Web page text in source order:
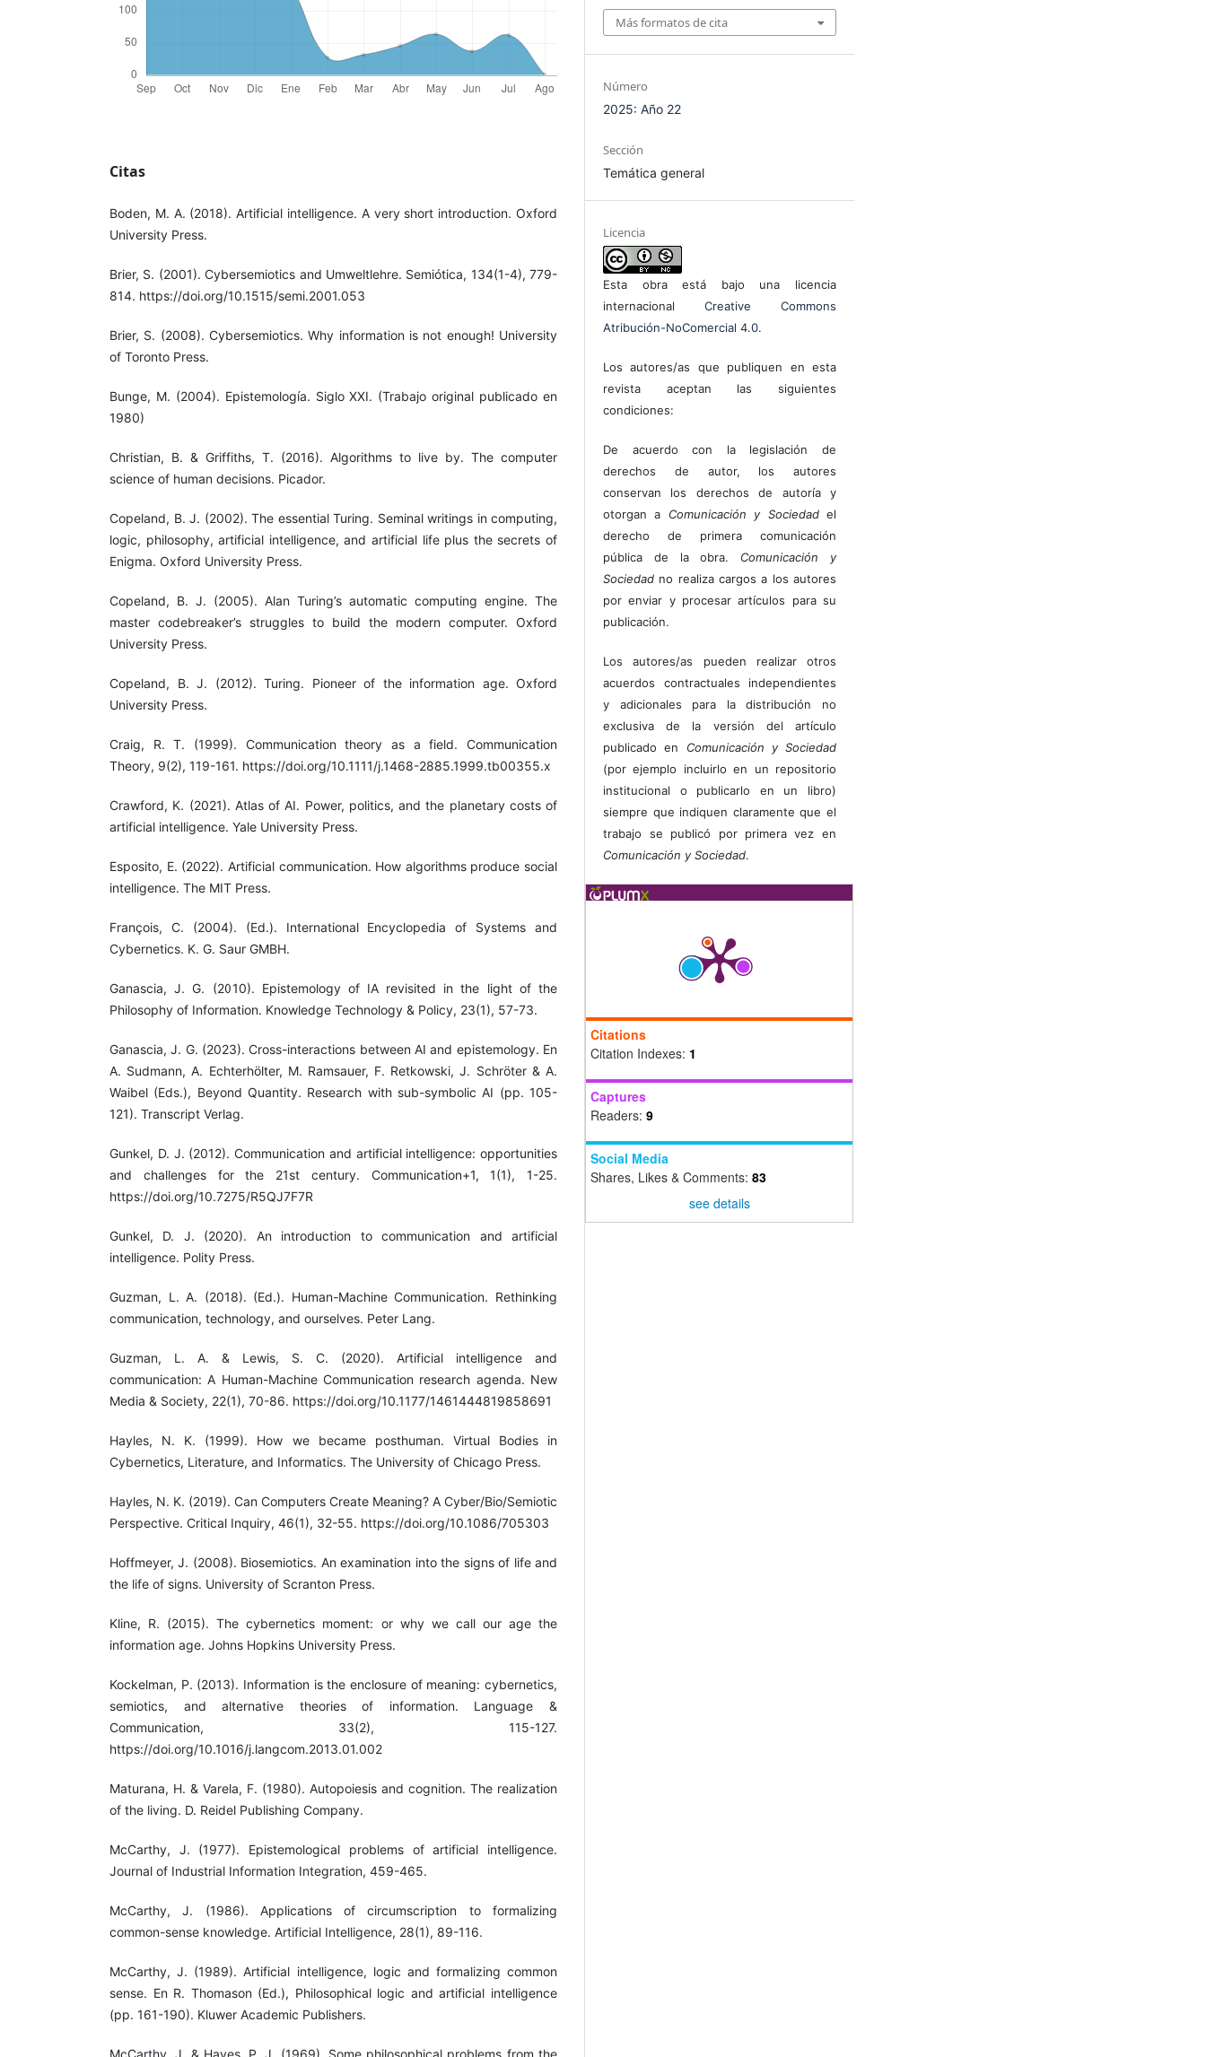
Citas
Boden, M. A. (2018). Artificial intelligence. A very short introduction. Oxford
University Press.
Brier, S. (2001). Cybersemiotics and Umweltlehre. Semiótica, 134(1-4), 779-
814. https://doi.org/10.1515/semi.2001.053
Brier, S. (2008). Cybersemiotics. Why information is not enough! University
of Toronto Press.
Bunge, M. (2004). Epistemología. Siglo XXI. (Trabajo original publicado en
1980)
Christian, B. & Griffiths, T. (2016). Algorithms to live by. The computer
science of human decisions. Picador.
Copeland, B. J. (2002). The essential Turing. Seminal writings in computing,
logic, philosophy, artificial intelligence, and artificial life plus the secrets of
Enigma. Oxford University Press.
Copeland, B. J. (2005). Alan Turing’s automatic computing engine. The
master codebreaker’s struggles to build the modern computer. Oxford
University Press.
Copeland, B. J. (2012). Turing. Pioneer of the information age. Oxford
University Press.
Craig, R. T. (1999). Communication theory as a field. Communication
Theory, 9(2), 119-161. https://doi.org/10.1111/j.1468-2885.1999.tb00355.x
Crawford, K. (2021). Atlas of AI. Power, politics, and the planetary costs of
artificial intelligence. Yale University Press.
Esposito, E. (2022). Artificial communication. How algorithms produce social
intelligence. The MIT Press.
François, C. (2004). (Ed.). International Encyclopedia of Systems and
Cybernetics. K. G. Saur GMBH.
Ganascia, J. G. (2010). Epistemology of IA revisited in the light of the
Philosophy of Information. Knowledge Technology & Policy, 23(1), 57-73.
Ganascia, J. G. (2023). Cross-interactions between AI and epistemology. En
A. Sudmann, A. Echterhölter, M. Ramsauer, F. Retkowski, J. Schröter & A.
Waibel (Eds.), Beyond Quantity. Research with sub-symbolic AI (pp. 105-
121). Transcript Verlag.
Gunkel, D. J. (2012). Communication and artificial intelligence: opportunities
and challenges for the 21st century. Communication+1, 1(1), 1-25.
https://doi.org/10.7275/R5QJ7F7R
Gunkel, D. J. (2020). An introduction to communication and artificial
intelligence. Polity Press.
Guzman, L. A. (2018). (Ed.). Human-Machine Communication. Rethinking
communication, technology, and ourselves. Peter Lang.
Guzman, L. A. & Lewis, S. C. (2020). Artificial intelligence and
communication: A Human-Machine Communication research agenda. New
Media & Society, 22(1), 70-86. https://doi.org/10.1177/1461444819858691
Hayles, N. K. (1999). How we became posthuman. Virtual Bodies in
Cybernetics, Literature, and Informatics. The University of Chicago Press.
Hayles, N. K. (2019). Can Computers Create Meaning? A Cyber/Bio/Semiotic
Perspective. Critical Inquiry, 46(1), 32-55. https://doi.org/10.1086/705303
Hoffmeyer, J. (2008). Biosemiotics. An examination into the signs of life and
the life of signs. University of Scranton Press.
Kline, R. (2015). The cybernetics moment: or why we call our age the
information age. Johns Hopkins University Press.
Kockelman, P. (2013). Information is the enclosure of meaning: cybernetics,
semiotics, and alternative theories of information. Language &
Communication, 33(2), 115-127.
https://doi.org/10.1016/j.langcom.2013.01.002
Maturana, H. & Varela, F. (1980). Autopoiesis and cognition. The realization
of the living. D. Reidel Publishing Company.
McCarthy, J. (1977). Epistemological problems of artificial intelligence.
Journal of Industrial Information Integration, 459-465.
McCarthy, J. (1986). Applications of circumscription to formalizing
common-sense knowledge. Artificial Intelligence, 28(1), 89-116.
McCarthy, J. (1989). Artificial intelligence, logic and formalizing common
sense. En R. Thomason (Ed.), Philosophical logic and artificial intelligence
(pp. 161-190). Kluwer Academic Publishers.
Más formatos de cita
Número
2025: Año 22
Sección
Temática general
Licencia
Esta obra está bajo una licencia
internacional Creative Commons
Atribución-NoComercial 4.0.
Los autores/as que publiquen en esta
revista aceptan las siguientes
condiciones:
De acuerdo con la legislación de
derechos de autor, los autores
conservan los derechos de autoría y
otorgan a Comunicación y Sociedadel
derecho de primera comunicación
pública de la obra. Comunicación y
Sociedad no realiza cargos a los autores
por enviar y procesar artículos para su
publicación.
Los autores/as pueden realizar otros
acuerdos contractuales independientes
y adicionales para la distribución no
exclusiva de la versión del artículo
publicado en Comunicación y Sociedad
(por ejemplo incluirlo en un repositorio
institucional o publicarlo en un libro)
siempre que indiquen claramente que el
trabajo se publicó por primera vez en
Comunicación y Sociedad.
Citations
Citation Indexes: 1
Captures
Readers: 9
Social Media
Shares, Likes & Comments: 83
see details